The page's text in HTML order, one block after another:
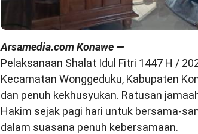
Arsamedia.com Konawe —
Pelaksanaan Shalat Idul Fitri 1447 H /
Kecamatan Wonggeduku, Kabupaten
dan penuh kekhusyukan. Ratusan
Hakim sejak pagi hari untuk bersama-
dalam suasana penuh kebersamaan.